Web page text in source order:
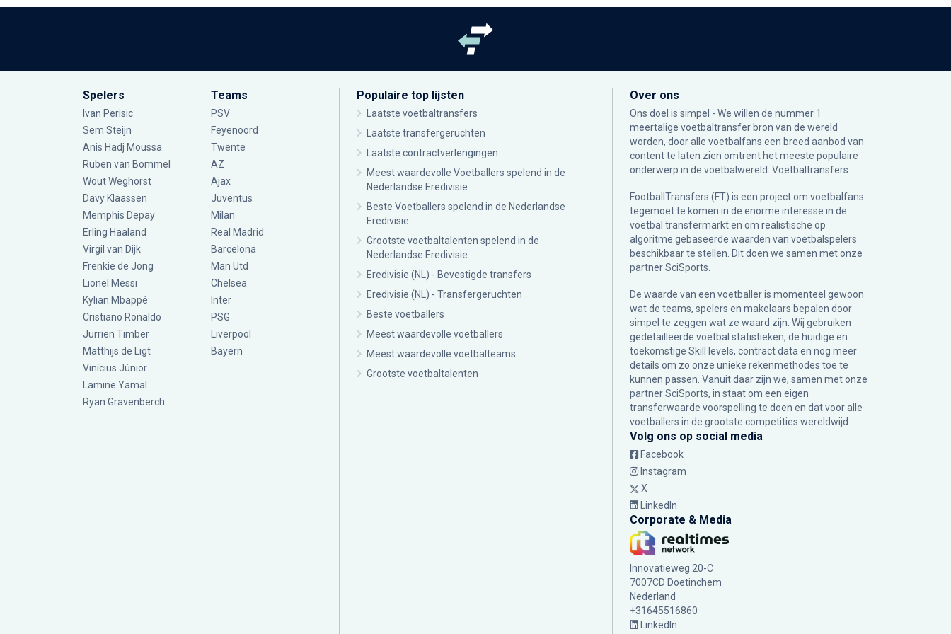
Spelers
Ivan Perisic
Sem Steijn
Anis Hadj Moussa
Ruben van Bommel
Wout Weghorst
Davy Klaassen
Memphis Depay
Erling Haaland
Virgil van Dijk
Frenkie de Jong
Lionel Messi
Kylian Mbappé
Cristiano Ronaldo
Jurriën Timber
Matthijs de Ligt
Vinícius Júnior
Lamine Yamal
Ryan Gravenberch
Teams
PSV
Feyenoord
Twente
AZ
Ajax
Juventus
Milan
Real Madrid
Barcelona
Man Utd
Chelsea
Inter
PSG
Liverpool
Bayern
Populaire top lijsten
Laatste voetbaltransfers
Laatste transfergeruchten
Laatste contractverlengingen
Meest waardevolle Voetballers spelend in de
Nederlandse Eredivisie
Beste Voetballers spelend in de Nederlandse
Eredivisie
Grootste voetbaltalenten spelend in de
Nederlandse Eredivisie
Eredivisie (NL) - Bevestigde transfers
Eredivisie (NL) - Transfergeruchten
Beste voetballers
Meest waardevolle voetballers
Meest waardevolle voetbalteams
Grootste voetbaltalenten
Over ons
Ons doel is simpel - We willen de nummer 1
meertalige voetbaltransfer bron van de wereld
worden, door alle voetbalfans een breed aanbod van
content te laten zien omtrent het meeste populaire
onderwerp in de voetbalwereld: Voetbaltransfers.
FootballTransfers (FT) is een project om voetbalfans
tegemoet te komen in de enorme interesse in de
voetbal transfermarkt en om realistische op
algoritme gebaseerde waarden van voetbalspelers
beschikbaar te stellen. Dit doen we samen met onze
partnerSciSports
De waarde van een voetballer is momenteel gewoon
wat de teams, spelers en makelaars bepalen door
simpel te zeggen wat ze waard zijn. Wij gebruiken
gedetailleerde voetbal statistieken, de huidige en
toekomstige Skill levels, contract data en nog meer
details om zo onze unieke rekenmethodes toe te
kunnen passen. Vanuit daar zijn we, samen met onze
partner SciSports, in staat om een eigen
transferwaarde voorspelling te doen en dat voor alle
voetballers in de grootste competities wereldwijd.
Volg ons op social media
Facebook
Instagram
X
LinkedIn
Corporate & Media
Innovatieweg 20-C
7007CD Doetinchem
Nederland
+31645516860
LinkedIn